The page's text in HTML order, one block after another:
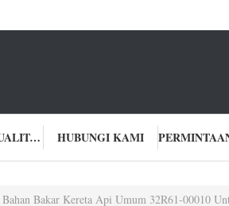
KONTROL KUALITAS HUBUNGI KAMI
Bakar Kereta Api Umum 32R61-00010